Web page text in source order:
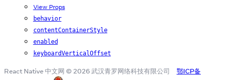
View Props
behavior
contentContainerStyle
enabled
keyboardVerticalOffset
React Native 中文网 © 2026 武汉青罗网络科技有限公司
鄂ICP备